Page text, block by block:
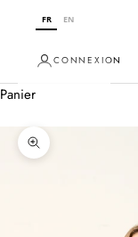
FR EN
CONNEXION
Panier
Zoomer sur l'image